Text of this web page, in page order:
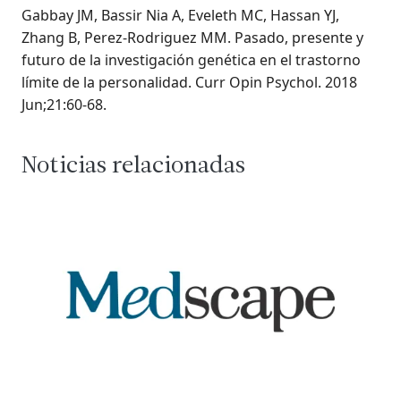
Gabbay JM, Bassir Nia A, Eveleth MC, Hassan YJ,
Zhang B, Perez-Rodriguez MM. Pasado, presente y
futuro de la investigación genética en el trastorno
límite de la personalidad. Curr Opin Psychol. 2018
Jun;21:60-68.
Noticias relacionadas